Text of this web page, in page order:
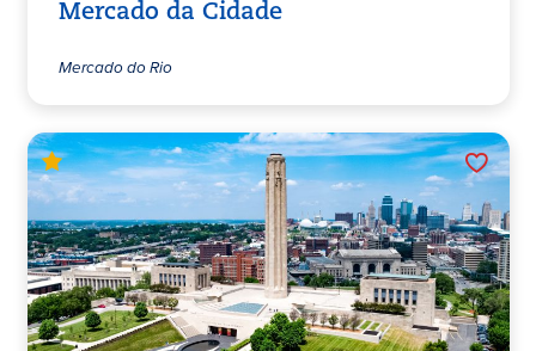
Mercado da Cidade
Mercado do Rio